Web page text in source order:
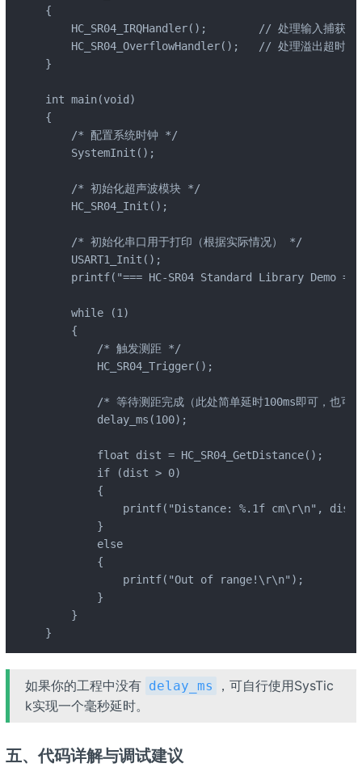
{
    HC_SR04_IRQHandler();        // 处理输入捕获
    HC_SR04_OverflowHandler();   // 处理溢出超时
}
int main(void)
{
    /* 配置系统时钟 */
    SystemInit();
    /* 初始化超声波模块 */
    HC_SR04_Init();
    /* 初始化串口用于打印（根据实际情况） */
    USART1_Init();
printf("=== HC-SR04 Standard Library Demo
    while (1)
    {
        /* 触发测距 */
        HC_SR04_Trigger();
/* 等待测距完成（此处简单延时100ms即可，也可
        delay_ms(100);
        float dist = HC_SR04_GetDistance();
        if (dist > 0)
        {
printf("Distance: %.1f cm\r\n",
        }
        else
        {
            printf("Out of range!\r\n");
        }
    }
}
如果你的工程中没有 delay_ms
，可自行使用SysTic
k实现一个毫秒延时。
五、代码详解与调试建议